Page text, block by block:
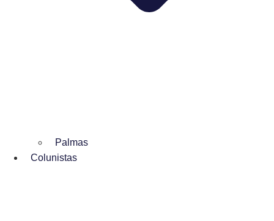
Palmas
Colunistas